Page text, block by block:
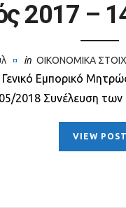
2017 –
in ΟΙΚΟΝΟΜΙΚΆ
Εμπορικό
2018 Συνέλευση των
VIEW POST